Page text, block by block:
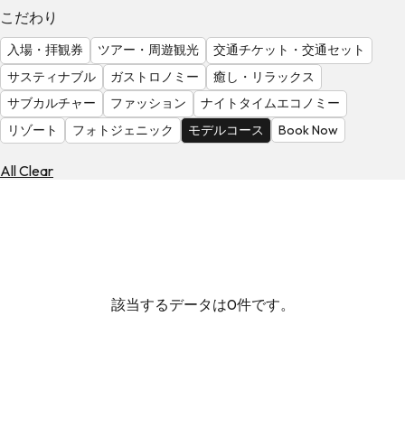
る
気
を
見
る
こだわり
入場・拝観券 ツアー・周遊観光
交通チケット・交通セット
サスティナブル
ガストロノミー
癒し・リラックス
サブカルチャー
ファッション
ナイトタイムエコノミー
リゾート
フォトジェニック モデルコース Book Now
All Clear
該当するデータは0件です。